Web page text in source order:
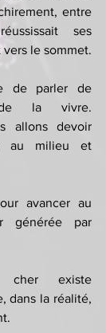
entre
ses
le sommet.
de parler de
de la vivre.
allons devoir
au milieu et
avancer au
générée par
cher existe
dans la réalité,